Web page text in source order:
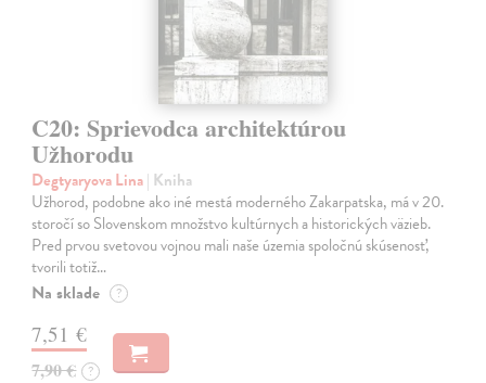
C20: Sprievodca architektúrou
Užhorodu
Degtyaryova Lina| Kniha
Užhorod, podobne ako iné mestá moderného Zakarpatska, má v 20.
storočí so Slovenskom množstvo kultúrnych a historických väzieb.
Pred prvou svetovou vojnou mali naše územia spoločnú skúsenosť,
tvorili totiž…
Na sklade ?
7,51 €
7,90 € ?